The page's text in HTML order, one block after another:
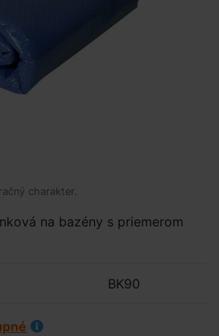
charakter.
na bazény s priemerom
BK90